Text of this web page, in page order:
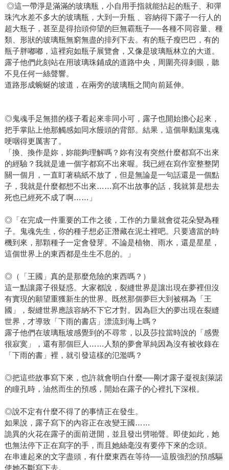
◎這一帶淨是滿滿的玻璃瓶，小自用手指就能拈起的瓶子、和彈
珠汽水差不多大的玻璃瓶，大到一升瓶 、容納得下露子一行人的
超大瓶子，甚至是得抬頭仰望的巨無霸瓶子──各種不同容量、種
類、形狀的玻璃瓶無窮無盡的排列下去。有的瓶子瘦巴巴，有的
瓶子胖嘟嘟，這裡宛如瓶子展覽會，又像是玻璃瓶林立的大道。
露子他們此刻站在用玻璃珠鋪成的道路中央，周圍亮得刺眼，聽
不見任何一絲聲響。
道路形成蜿蜒的坡道，在兩旁的玻璃瓶之間向前延伸。
◎鬼魂手足無措的樣子看起來非同小可，露子也開始擔心起來，
把手掌貼上他那觸感如同水饅頭的背部。結果，這個舉動讓鬼魂
哽咽得更厲害了。
「換、換作是妳，妳能夠理解嗎？妳有沒有突然什麼都寫不出來
的經驗？我就是連一個字都寫不出來喔。我已經在寫作室整整閉
關一個月，一直盯著稿紙不放了，但是無論是一句話還是一個點
子，我就是什麼都想不出來……寫不出故事的話，我就算是想去
死也已經死不成了啊……」
◎「在完成一件重要的工作之後，工作的力量就會從花朵變為種
子。鬼魂先生，你的種子想必正潛藏在泥土裡吧。只要適當的時
機到來，那顆種子一定會發芽。不論是植物、雨水，還是星星，
這個世界上的東西都是生生不息的。」
◎（「王國」真的是那麼危險的東西嗎？）
這一點讓露子很疑惑。大家都說，裂縫世界是讓出現在夢裡但沒
有實現的願望重獲新生的世界。既然那個夢巨大到被稱為「王
國」，裂縫世界應該容納不下它才對。因為巨大的夢出現在裂縫
世界，才導致「下雨的書店」漂流到海上嗎？
露子他們在玻璃瓶坡感覺到的不尋常，以及莎拉當時說的「感覺
很寂寞」，還有那個巨人……人類的夢會單純因為沒有被收錄在
「下雨的書」裡，就引發這樣的氾濫嗎？
◎把這些故事寫下來，也許就會明白什麼──剛才露子凝視刻萊諾
的瞳孔時，油然而生的預感，開始在露子的心裡扎下深根。
◎說不定有什麼不得了的事情正在發生。
如果說，露子寫下的內容正在改變王國……
詭異的火花在露子的面前迸開，並且發出劈啪聲。即使如此，她
也無法停下正在寫字的手，而且她絲毫沒有要停下來的念頭。
在串連起來的文字盡頭，有什麼東西在等待──這股強烈的預感驅
使她不斷寫下去。